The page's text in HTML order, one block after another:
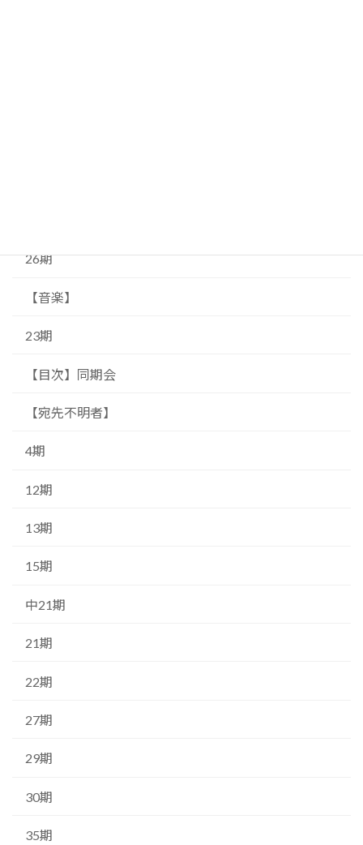
26期
【音楽】
23期
【目次】同期会
【宛先不明者】
4期
12期
13期
15期
中21期
21期
22期
27期
29期
30期
35期